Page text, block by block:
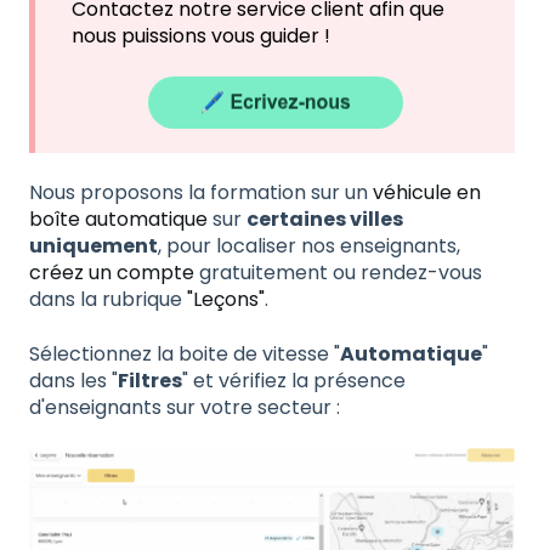
Contactez notre service client afin que
nous puissions vous guider !
Nous proposons la formation sur unvéhicule en
boîte automatiquesur certaines villes
uniquement, pour localiser nos enseignants,
créez un comptegratuitement ou rendez-vous
dans la rubrique"Leçons".
Sélectionnez la boite de vitesse "Automatique"
dans les "Filtres" et vérifiez la présence
d'enseignants sur votre secteur :